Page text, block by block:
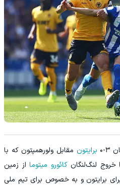
۰ برایتون مقابل ولورهمپتون که با
خروج لنگ‌لنگانکائورو میتومااز زمین
برایتون و به خصوص برای تیم ملی